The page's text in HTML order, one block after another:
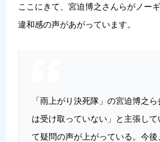
ここにきて、宮迫博之さんらがノー
違和感の声があがっています。
「雨上がり決死隊」の宮迫博之
は受け取っていない」と主張し
て疑問の声が上がっている。今